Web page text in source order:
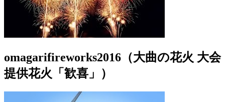
omagarifireworks2016（大曲の花火 大会
提供花火「歓喜」）